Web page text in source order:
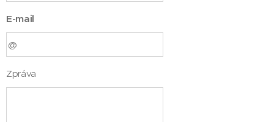
E-mail
Zpráva